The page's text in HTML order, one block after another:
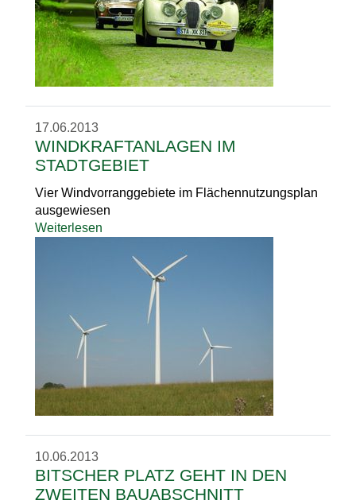
17.06.2013
WINDKRAFTANLAGEN IM
STADTGEBIET
Vier Windvorranggebiete im Flächennutzungsplan
ausgewiesen
Weiterlesen
10.06.2013
BITSCHER PLATZ GEHT IN DEN
ZWEITEN BAUABSCHNITT